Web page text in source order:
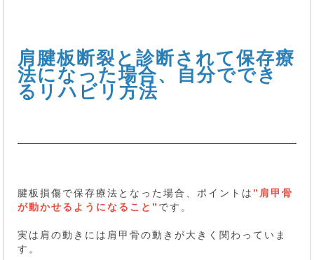
肩腱板断裂と診断されて保存療
法になった場合、自分ででき
るリハビリ方法
腱板損傷で保存療法となった場合、ポイントは ”肩甲骨
が動かせるようになること” です。
実は肩の動きには肩甲骨の動きが大きく関わっていま
す。